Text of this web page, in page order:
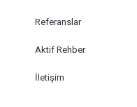
Referanslar
Aktif Rehber
İletişim